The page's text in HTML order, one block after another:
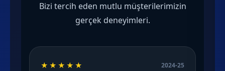
Bizi tercih eden mutlu müşterilerimizin
gerçek deneyimleri.
★★★★★ 2024-25